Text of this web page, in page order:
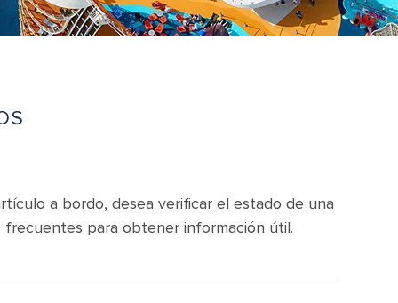
a bordo, desea verificar el estado de una
para obtener información útil.